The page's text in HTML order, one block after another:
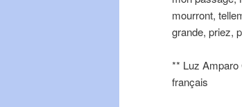
mourront,
grande, priez,
** Luz Amparo
français